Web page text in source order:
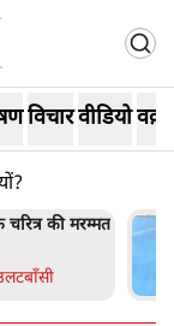
विचारवीडियो
ज़ी पर आँख
देश-
लिमये बोले थे-